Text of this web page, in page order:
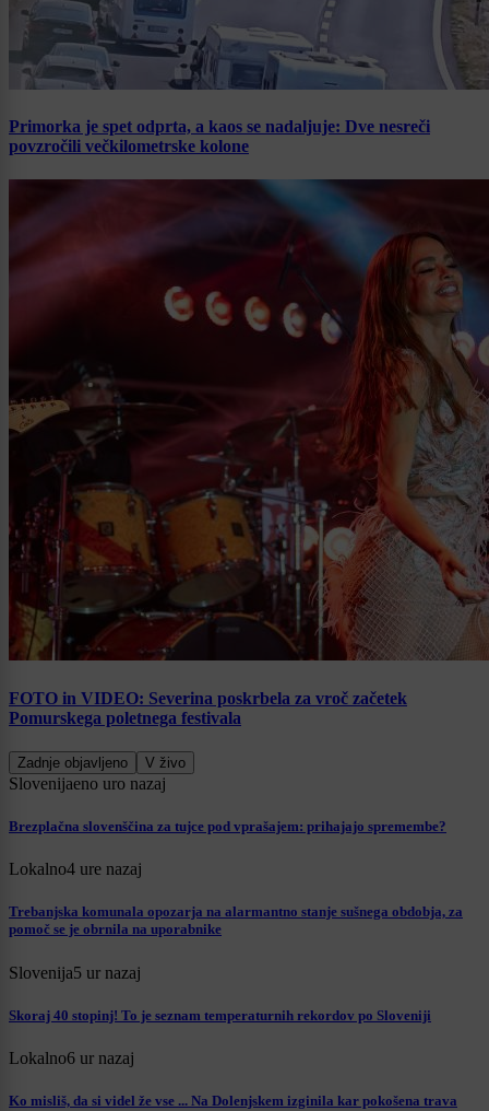
Primorka je spet odprta, a kaos se nadaljuje: Dve nesreči
povzročili večkilometrske kolone
FOTO in VIDEO: Severina poskrbela za vroč začetek
Pomurskega poletnega festivala
Zadnje objavljeno V živo
Slovenijaeno uro nazaj
Brezplačna slovenščina za tujce pod vprašajem: prihajajo spremembe?
Lokalno4 ure nazaj
Trebanjska komunala opozarja na alarmantno stanje sušnega obdobja, za
pomoč se je obrnila na uporabnike
Slovenija5 ur nazaj
Skoraj 40 stopinj! To je seznam temperaturnih rekordov po Sloveniji
Lokalno6 ur nazaj
Ko misliš, da si videl že vse ... Na Dolenjskem izginila kar pokošena trava